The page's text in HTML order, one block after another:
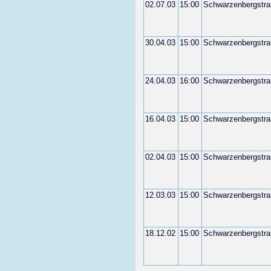
02.07.03 15:00
30.04.03 15:00
24.04.03 16:00
16.04.03 15:00
02.04.03 15:00
12.03.03 15:00
18.12.02 15:00